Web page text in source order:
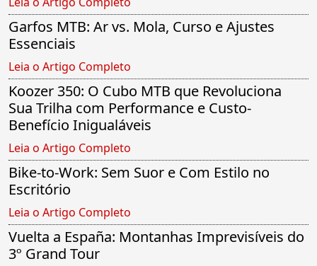
Garfos MTB: Ar vs. Mola, Curso e Ajustes
Essenciais
Leia o Artigo Completo
Koozer 350: O Cubo MTB que Revoluciona
Sua Trilha com Performance e Custo-
Benefício Inigualáveis
Leia o Artigo Completo
Bike-to-Work: Sem Suor e Com Estilo no
Escritório
Leia o Artigo Completo
Vuelta a España: Montanhas Imprevisíveis do
3º Grand Tour